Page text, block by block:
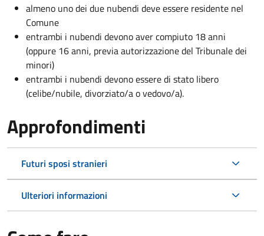
almeno uno dei due nubendi deve essere residente nel
Comune
entrambi i nubendi devono aver compiuto 18 anni
(oppure 16 anni, previa autorizzazione del Tribunale dei
minori)
entrambi i nubendi devono essere di stato libero
(celibe/nubile, divorziato/a o vedovo/a).
Approfondimenti
Futuri sposi stranieri
Ulteriori informazioni